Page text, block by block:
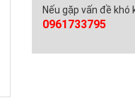
Nếu gặp vấn đề
0961733795